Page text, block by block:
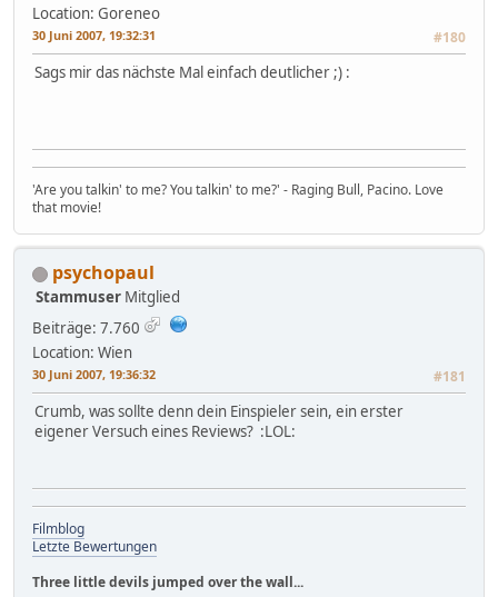
Location: Goreneo
30 Juni 2007, 19:32:31 #180
Sags mir das nächste Mal einfach deutlicher ;) :
'Are you talkin' to me? You talkin' to me?' - Raging Bull, Pacino. Love
that movie!
psychopaul
Stammuser Mitglied
Beiträge: 7.760
Location: Wien
30 Juni 2007, 19:36:32 #181
Crumb, was sollte denn dein Einspieler sein, ein erster
eigener Versuch eines Reviews? :LOL:
Filmblog
Letzte Bewertungen
Three little devils jumped over the wall...